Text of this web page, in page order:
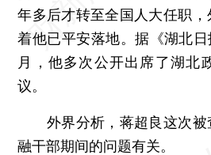
年多后才转至全国人大任职
着他已平安落地。据《湖北
月，他多次公开出席了湖北
议。
外界分析，蒋超良这次被
融干部期间的问题有关。